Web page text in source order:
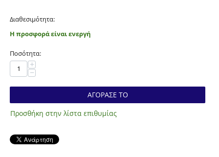
Διαθεσιμότητα:
Η προσφορά είναι ενεργή
Ποσότητα:
+
−
ΑΓΟΡΑΣΕ ΤΟ
Προσθήκη στην λίστα επιθυμίας